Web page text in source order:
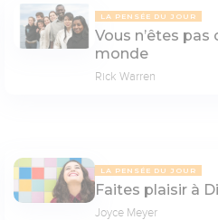
LA PENSÉE DU JOUR
Vous n’êtes
monde
Rick Warren
LA PENSÉE DU JOUR
Faites plaisir à
Joyce Meyer